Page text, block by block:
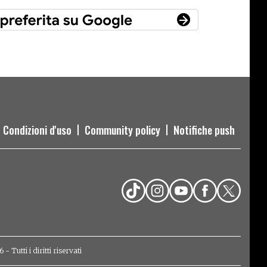
Condizioni d'uso Community policy Notifiche push
- Tutti i diritti riservati